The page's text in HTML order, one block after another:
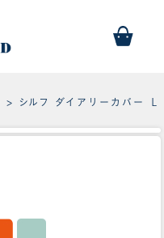
> シルフ ダイアリーカバー Ｌ